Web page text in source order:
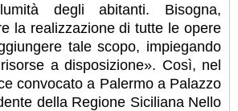
degli abitanti. Bisogna,
la realizzazione di tutte le opere
tale scopo, impiegando
a disposizione». Così, nel
convocato a Palermo a Palazzo
della Regione Siciliana Nello